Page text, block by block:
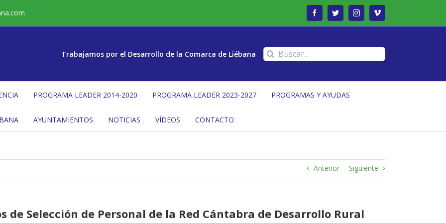
FacebookTwitterInstagramVimeo
Trabajamos por el Desarrollo de la Comarca de Liébana Buscar:
PROGRAMA LEADER 2014-2020 PROGRAMA LEADER 2023-2027 PROGRAMAS Y AYUDAS
AYUNTAMIENTOS NOTICIAS VÍDEOS CONTACTO
Anterior Siguiente
de Selección de Personal de la Red Cántabra de Desarrollo Rural